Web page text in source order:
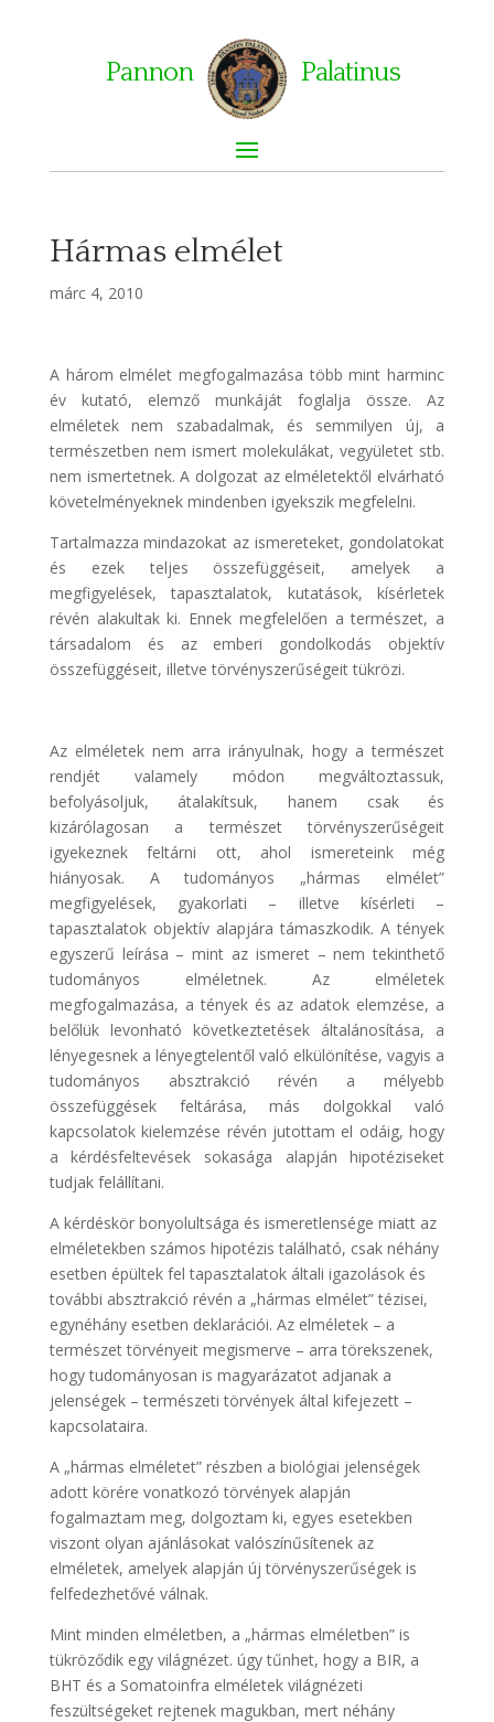
Pannon Palatinus
Hármas elmélet
márc 4, 2010
A három elmélet megfogalmazása több mint harminc
év kutató, elemző munkáját foglalja össze. Az
elméletek nem szabadalmak, és semmilyen új, a
természetben nem ismert molekulákat, vegyületet stb.
nem ismertetnek. A dolgozat az elméletektől elvárható
követelményeknek mindenben igyekszik megfelelni.
Tartalmazza mindazokat az ismereteket, gondolatokat
és ezek teljes összefüggéseit, amelyek a
megfigyelések, tapasztalatok, kutatások, kísérletek
révén alakultak ki. Ennek megfelelően a természet, a
társadalom és az emberi gondolkodás objektív
összefüggéseit, illetve törvényszerűségeit tükrözi.
Az elméletek nem arra irányulnak, hogy a természet
rendjét valamely módon megváltoztassuk,
befolyásoljuk, átalakítsuk, hanem csak és
kizárólagosan a természet törvényszerűségeit
igyekeznek feltárni ott, ahol ismereteink még
hiányosak. A tudományos „hármas elmélet”
megfigyelések, gyakorlati – illetve kísérleti –
tapasztalatok objektív alapjára támaszkodik. A tények
egyszerű leírása – mint az ismeret – nem tekinthető
tudományos elméletnek. Az elméletek
megfogalmazása, a tények és az adatok elemzése, a
belőlük levonható következtetések általánosítása, a
lényegesnek a lényegtelentől való elkülönítése, vagyis a
tudományos absztrakció révén a mélyebb
összefüggések feltárása, más dolgokkal való
kapcsolatok kielemzése révén jutottam el odáig, hogy
a kérdésfeltevések sokasága alapján hipotéziseket
tudjak felállítani.
A kérdéskör bonyolultsága és ismeretlensége miatt az
elméletekben számos hipotézis található, csak néhány
esetben épültek fel tapasztalatok általi igazolások és
további absztrakció révén a „hármas elmélet” tézisei,
egynéhány esetben deklarációi. Az elméletek – a
természet törvényeit megismerve – arra törekszenek,
hogy tudományosan is magyarázatot adjanak a
jelenségek – természeti törvények által kifejezett –
kapcsolataira.
A „hármas elméletet” részben a biológiai jelenségek
adott körére vonatkozó törvények alapján
fogalmaztam meg, dolgoztam ki, egyes esetekben
viszont olyan ajánlásokat valószínűsítenek az
elméletek, amelyek alapján új törvényszerűségek is
felfedezhetővé válnak.
Mint minden elméletben, a „hármas elméletben” is
tükröződik egy világnézet. úgy tűnhet, hogy a BIR, a
BHT és a Somatoinfra elméletek világnézeti
feszültségeket rejtenek magukban, mert néhány